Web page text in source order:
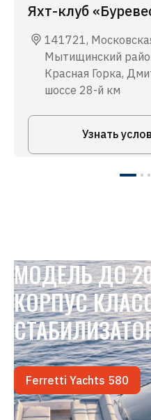
Яхт-клуб
141721,
Мытищинский
Красная Горка,
шоссе 28-й км
Узнать
МОДЕЛЬ ДО
КОРПУС
Ferretti Yachts 580